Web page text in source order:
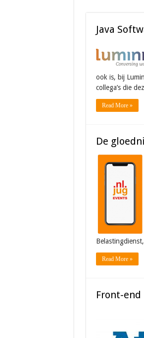
Java
ook is, bij
collega’s die
Read More »
De
Read More »
Front-end